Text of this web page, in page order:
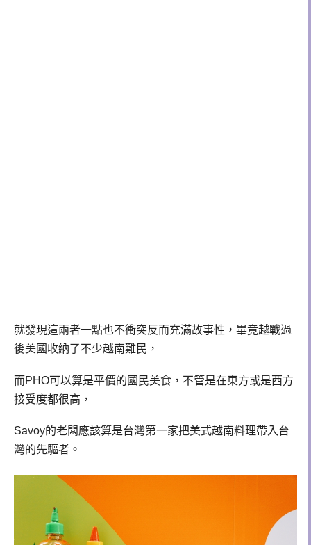
就發現這兩者一點也不衝突反而充滿故事性，畢竟越戰過
後美國收納了不少越南難民，
而PHO可以算是平價的國民美食，不管是在東方或是西方
接受度都很高，
Savoy的老闆應該算是台灣第一家把美式越南料理帶入台
灣的先驅者。